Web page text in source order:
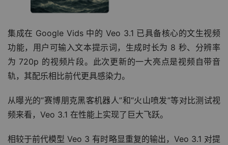
集成在 Google Vids 中的 Veo 3.1 已具备核心的文生视频
功能，用户可输入文本提示词，生成时长为 8 秒、分辨率
为 720p 的视频片段。此次更新的一大亮点是视频自带音
轨，其配乐相比前代更具感染力。
从曝光的“赛博朋克黑客机器人”和“火山喷发”等对比测试视
频来看，Veo 3.1 在性能上实现了巨大飞跃。
相较于前代模型 Veo 3 有时略显重复的输出，Veo 3.1 对提